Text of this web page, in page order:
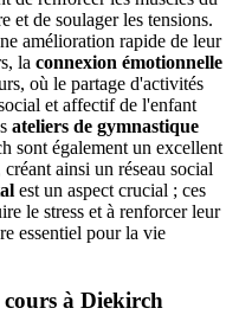
et de soulager les tensions.
amélioration rapide de leur
la connexion émotionnelle
où le partage d'activités
et affectif de l'enfant
ateliers de gymnastique
sont également un excellent
ainsi un réseau social
est un aspect crucial ; ces
le stress et à renforcer leur
essentiel pour la vie
cours à Diekirch